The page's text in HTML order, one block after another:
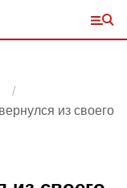
из своего